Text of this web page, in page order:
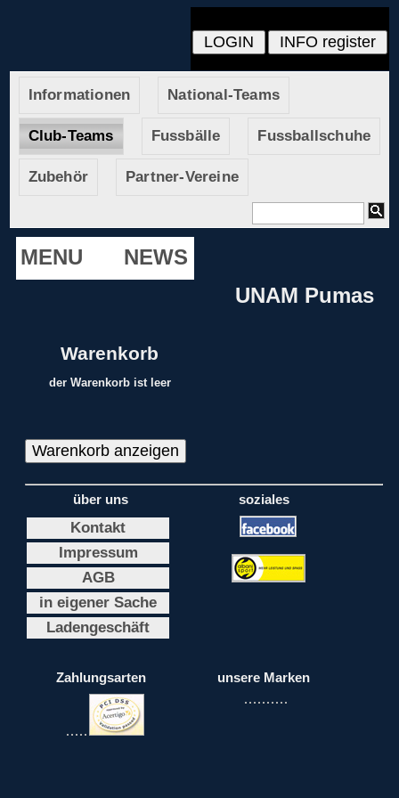
Informationen National-Teams
Club-Teams Fussbälle Fussballschuhe
Zubehör Partner-Vereine
MENU
NEWS
UNAM Pumas
Warenkorb
der Warenkorb ist leer
über uns
Kontakt
Impressum
AGB
in eigener Sache
Ladengeschäft
soziales
Zahlungsarten unsere Marken